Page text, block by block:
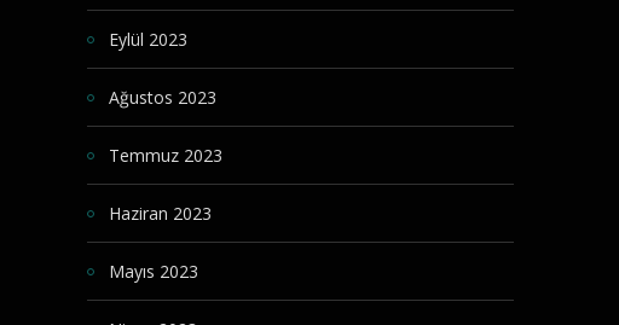
Eylül 2023
Ağustos 2023
Temmuz 2023
Haziran 2023
Mayıs 2023